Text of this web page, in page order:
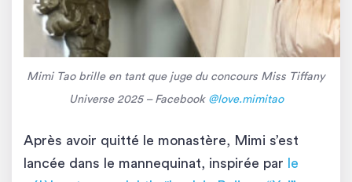
Mimi Tao brille en tant que juge du concours Miss Tiffany
Universe 2025 – Facebook @love.mimitao
Après avoir quitté le monastère, Mimi s’est
lancée dans le mannequinat, inspirée par
le